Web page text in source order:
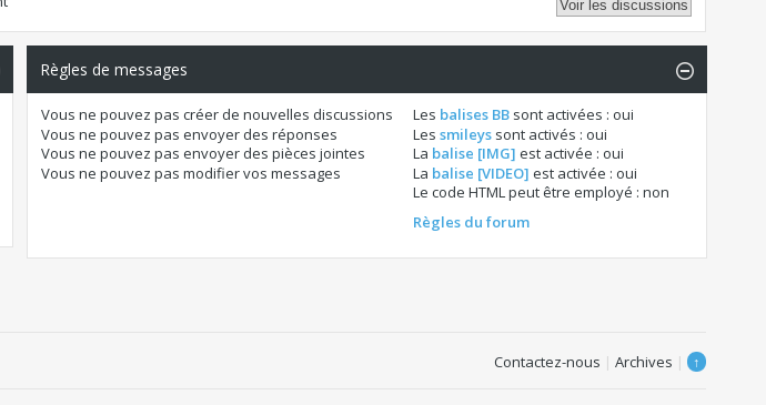
Règles de messages
Vousne pouvez pas créer de nouvelles discussions
Vousne pouvez pas envoyer des réponses
Vousne pouvez pas envoyer des pièces jointes
Vousne pouvez pas modifier vos messages
Les balises BBsont activées : oui
Les smileyssont activés : oui
La balise [IMG] est activée : oui
La balise [VIDEO] est activée : oui
Le code HTML peut être employé : non
Règles du forum
Contactez-nous |Archives | ↑